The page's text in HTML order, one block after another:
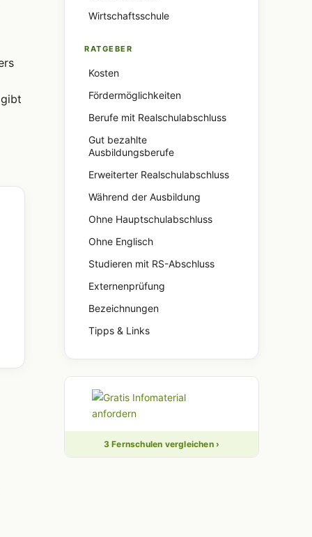
gibt
Wirtschaftsschule
RATGEBER
Kosten
Fördermöglichkeiten
Berufe mit Realschulabschluss
Gut bezahlte
Ausbildungsberufe
Erweiterter Realschulabschluss
Während der Ausbildung
Ohne Hauptschulabschluss
Ohne Englisch
Studieren mit RS-Abschluss
Externenprüfung
Bezeichnungen
Tipps & Links
3 Fernschulen vergleichen ›